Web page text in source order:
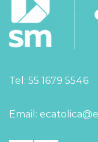
Tel: 55 1679 5546
Email: